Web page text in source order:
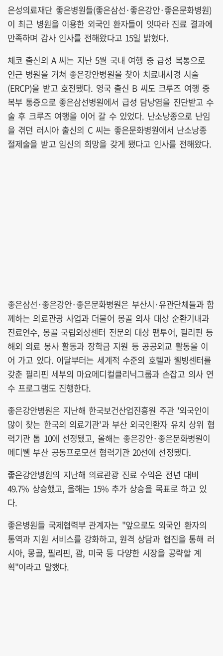
은성의료재단 좋은병원들(좋은삼선·좋은강안·좋은문화병원)
이 최근 병원을 이용한 외국인 환자들이 잇따라 진료 결과에
만족하며 감사 인사를 전해왔다고 15일 밝혔다.
체코 출신의 A 씨는 지난 5월 국내 여행 중 급성 복통으로
인근 병원을 거쳐 좋은강안병원을 찾아 치료내시경 시술
(ERCP)을 받고 호전됐다. 영국 출신 B 씨도 크루즈 여행 중
복부 통증으로 좋은삼선병원에서 급성 담낭염을 진단받고 수
술 후 크루즈 여행을 이어 갈 수 있었다. 난소낭종으로 난임
을 겪던 러시아 출신의 C 씨는 좋은문화병원에서 난소낭종
절제술을 받고 임신의 희망을 갖게 됐다고 인사를 전해왔다.
좋은삼선·좋은강안·좋은문화병원은 부산시·유관단체들과 함
께하는 의료관광 사업과 더불어 몽골 의사 대상 순환기내과
진료연수, 몽골 국립외상센터 전문의 대상 팸투어, 필리핀 등
해외 의료 봉사 활동과 장학금 지원 등 공공외교 활동을 이
어 가고 있다. 이달부터는 세계적 수준의 호텔과 웰빙센터를
갖춘 필리핀 세부의 마요메디컬클리닉그룹과 손잡고 의사 연
수 프로그램도 진행한다.
좋은강안병원은 지난해 한국보건산업진흥원 주관 '외국인이
많이 찾는 한국의 의료기관'과 부산 외국인환자 유치 상위 협
력기관 톱 10에 선정됐고, 올해는 좋은강안·좋은문화병원이
메디웰 부산 공동프로모션 협력기관 20선에 선정됐다.
좋은강안병원의 지난해 의료관광 진료 수익은 전년 대비
49.7% 상승했고, 올해는 15% 추가 상승을 목표로 하고 있
다.
좋은병원들 국제협력부 관계자는 "앞으로도 외국인 환자의
통역과 지원 서비스를 강화하고, 원격 상담과 협진을 통해 러
시아, 몽골, 필리핀, 괌, 미국 등 다양한 시장을 공략할 계
획"이라고 말했다.